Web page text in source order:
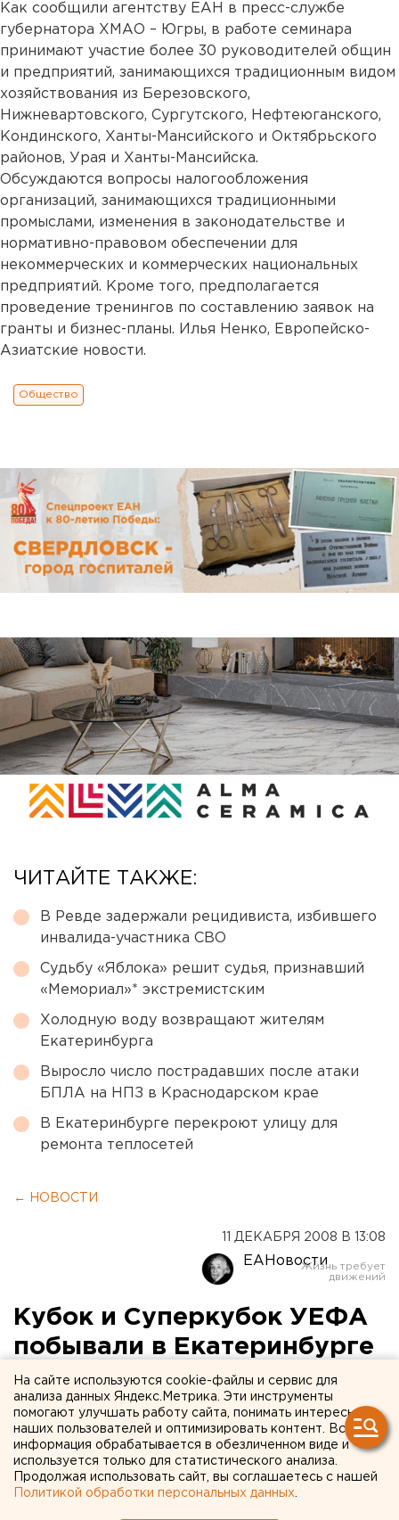
Как сообщили агентству ЕАН в пресс-службе
губернатора ХМАО – Югры, в работе семинара
принимают участие более 30 руководителей общин
и предприятий, занимающихся традиционным видом
хозяйствования из Березовского,
Нижневартовского, Сургутского, Нефтеюганского,
Кондинского, Ханты-Мансийского и Октябрьского
районов, Урая и Ханты-Мансийска.
Обсуждаются вопросы налогообложения
организаций, занимающихся традиционными
промыслами, изменения в законодательстве и
нормативно-правовом обеспечении для
некоммерческих и коммерческих национальных
предприятий. Кроме того, предполагается
проведение тренингов по составлению заявок на
гранты и бизнес-планы. Илья Ненко, Европейско-
Азиатские новости.
Общество
ЧИТАЙТЕ ТАКЖЕ:
В Ревде задержали рецидивиста, избившего
инвалида-участника СВО
Судьбу «Яблока» решит судья, признавший
«Мемориал»* экстремистским
Холодную воду возвращают жителям
Екатеринбурга
Выросло число пострадавших после атаки
БПЛА на НПЗ в Краснодарском крае
В Екатеринбурге перекроют улицу для
ремонта теплосетей
← НОВОСТИ
11 ДЕКАБРЯ 2008 В 13:08
ЕАНовости
Кубок и Суперкубок УЕФА
побывали в Екатеринбурге
Увидеть престижные футбольные трофеи
Екатеринбуржцы смогли благодаря громким
победам питерского «Зенита» и компании «Газпром
нефть». Кубок УЕФА и Суперкубок совершают свое
турне по всей России. Буквально в субботу трофеи
были еще в Краснодаре, а уже в понедельник утром
На сайте используются cookie-файлы и сервис для
анализа данных Яндекс.Метрика. Эти инструменты
помогают улучшать работу сайта, понимать интересы
наших пользователей и оптимизировать контент. Вся
информация обрабатывается в обезличенном виде и
используется только для статистического анализа.
Продолжая использовать сайт, вы соглашаетесь с нашей
Политикой обработки персональных данных